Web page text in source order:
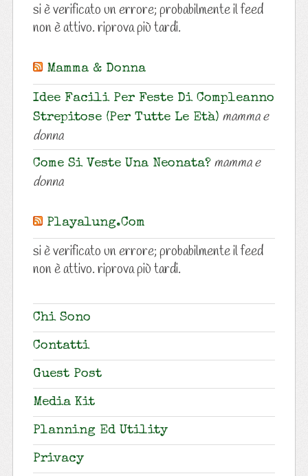
si è verificato un errore; probabilmente il feed
non è attivo. riprova più tardi.
Mamma & Donna
Idee Facili Per Feste Di Compleanno
Strepitose (per Tutte Le Età) mamma e
donna
Come Si Veste Una Neonata? mamma e
donna
Playalung.com
si è verificato un errore; probabilmente il feed
non è attivo. riprova più tardi.
Chi Sono
Contatti
Guest Post
Media Kit
Planning Ed Utility
Privacy